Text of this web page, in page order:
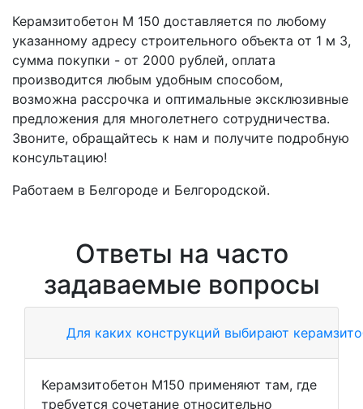
Керамзитобетон M 150 доставляется по любому
указанному адресу строительного объекта от 1 м 3,
сумма покупки - от 2000 рублей, оплата
производится любым удобным способом,
возможна рассрочка и оптимальные эксклюзивные
предложения для многолетнего сотрудничества.
Звоните, обращайтесь к нам и получите подробную
консультацию!
Работаем в Белгороде и Белгородской.
Ответы на часто
задаваемые вопросы
Для каких конструкций выбирают
Керамзитобетон М150 применяют там, где
требуется сочетание относительно